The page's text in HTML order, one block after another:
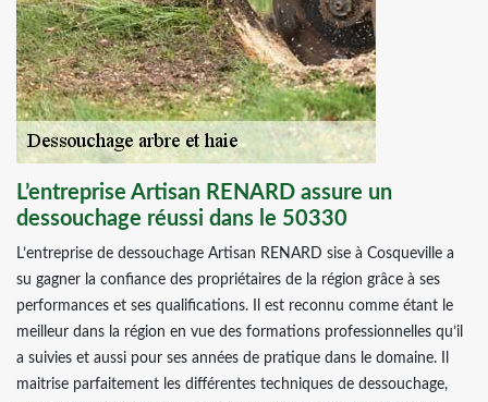
L’entreprise Artisan RENARD assure un
dessouchage réussi dans le 50330
L’entreprise de dessouchage Artisan RENARD sise à Cosqueville a
su gagner la confiance des propriétaires de la région grâce à ses
performances et ses qualifications. Il est reconnu comme étant le
meilleur dans la région en vue des formations professionnelles qu’il
a suivies et aussi pour ses années de pratique dans le domaine. Il
maitrise parfaitement les différentes techniques de dessouchage,